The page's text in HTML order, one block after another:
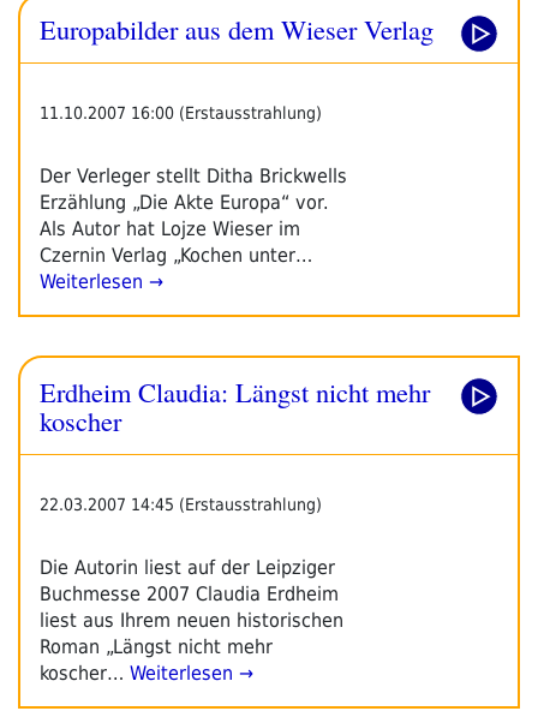
Europabilder aus dem Wieser Verlag
11.10.2007 16:00 (Erstausstrahlung)
Der Verleger stellt Ditha Brickwells
Erzählung „Die Akte Europa“ vor.
Als Autor hat Lojze Wieser im
Czernin Verlag „Kochen unter…
Weiterlesen →
Erdheim Claudia: Längst nicht mehr
koscher
22.03.2007 14:45 (Erstausstrahlung)
Die Autorin liest auf der Leipziger
Buchmesse 2007 Claudia Erdheim
liest aus Ihrem neuen historischen
Roman „Längst nicht mehr
koscher… Weiterlesen →